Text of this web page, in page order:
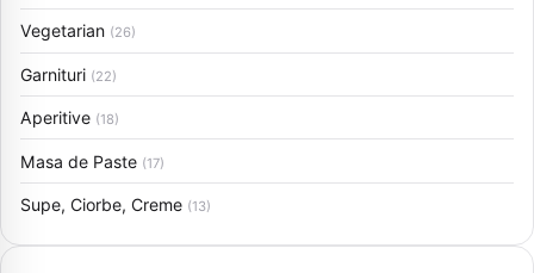
Vegetarian (26)
Garnituri (22)
Aperitive (18)
Masa de Paste (17)
Supe, Ciorbe, Creme (13)